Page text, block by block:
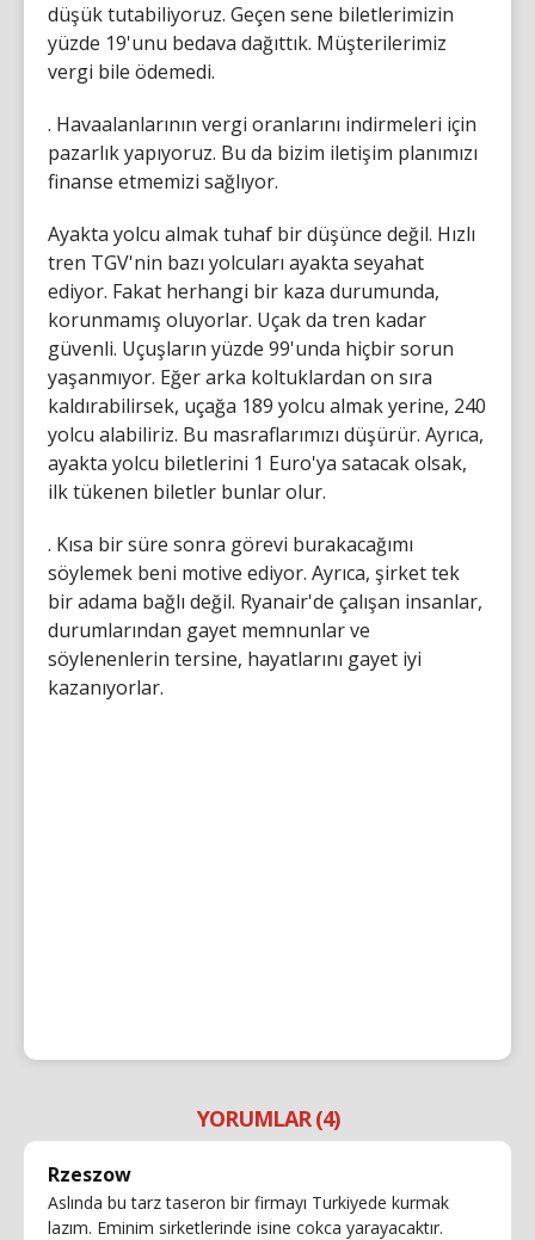
düşük tutabiliyoruz. Geçen sene biletlerimizin
yüzde 19'unu bedava dağıttık. Müşterilerimiz
vergi bile ödemedi.
. Havaalanlarının vergi oranlarını indirmeleri için
pazarlık yapıyoruz. Bu da bizim iletişim planımızı
finanse etmemizi sağlıyor.
Ayakta yolcu almak tuhaf bir düşünce değil. Hızlı
tren TGV'nin bazı yolcuları ayakta seyahat
ediyor. Fakat herhangi bir kaza durumunda,
korunmamış oluyorlar. Uçak da tren kadar
güvenli. Uçuşların yüzde 99'unda hiçbir sorun
yaşanmıyor. Eğer arka koltuklardan on sıra
kaldırabilirsek, uçağa 189 yolcu almak yerine, 240
yolcu alabiliriz. Bu masraflarımızı düşürür. Ayrıca,
ayakta yolcu biletlerini 1 Euro'ya satacak olsak,
ilk tükenen biletler bunlar olur.
. Kısa bir süre sonra görevi burakacağımı
söylemek beni motive ediyor. Ayrıca, şirket tek
bir adama bağlı değil. Ryanair'de çalışan insanlar,
durumlarından gayet memnunlar ve
söylenenlerin tersine, hayatlarını gayet iyi
kazanıyorlar.
YORUMLAR (4)
Rzeszow
Aslında bu tarz taseron bir firmayı Turkiyede kurmak
lazım. Eminim sirketlerinde isine cokca yarayacaktır.